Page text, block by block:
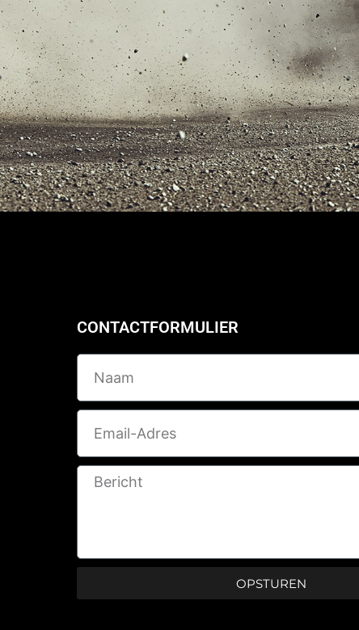
CONTACTFORMULIER
Name
Email
Message
OPSTUREN